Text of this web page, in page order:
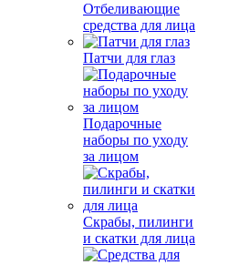
Отбеливающие
средства для лица
Патчи для глаз
Подарочные
наборы по уходу
за лицом
Скрабы, пилинги
и скатки для лица